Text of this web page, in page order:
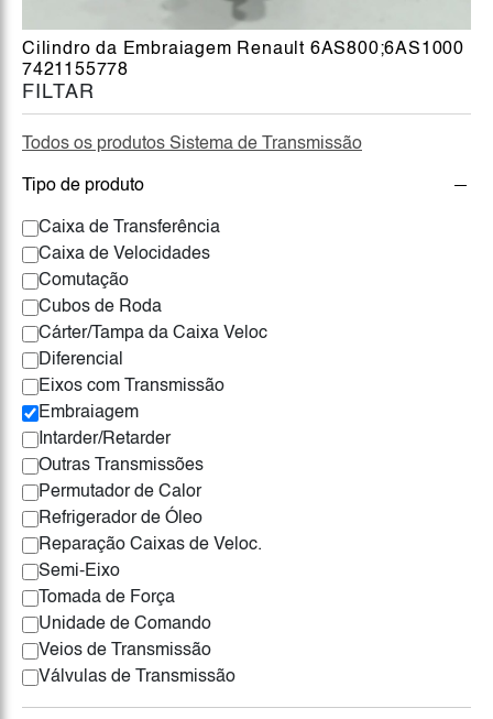
FILTAR
Todos os produtos Sistema de Transmissão
Tipo de produto
Caixa de Transferência
Caixa de Velocidades
Comutação
Cubos de Roda
Cárter/Tampa da Caixa Veloc
Diferencial
Eixos com Transmissão
Embraiagem
Intarder/Retarder
Outras Transmissões
Permutador de Calor
Refrigerador de Óleo
Reparação Caixas de Veloc.
Semi-Eixo
Tomada de Força
Unidade de Comando
Veios de Transmissão
Válvulas de Transmissão
Cilindro da Embraiagem Renault 6AS800;6AS1000
7421155778